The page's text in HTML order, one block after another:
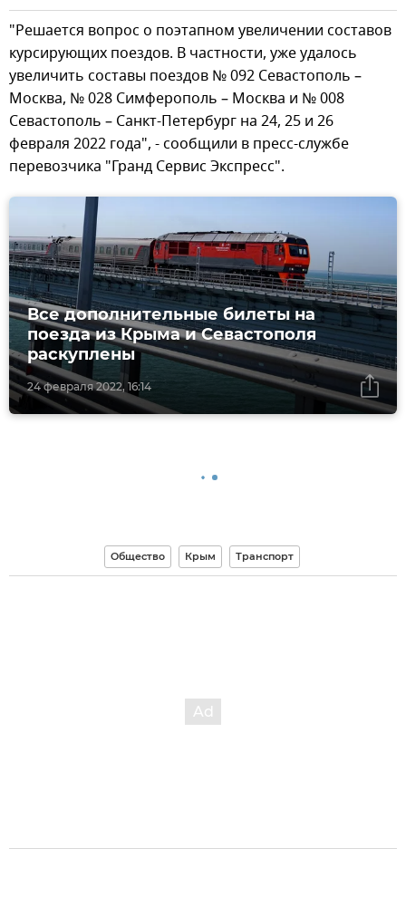
"Решается вопрос о поэтапном увеличении составов
курсирующих поездов. В частности, уже удалось
увеличить составы поездов № 092 Севастополь –
Москва, № 028 Симферополь – Москва и № 008
Севастополь – Санкт-Петербург на 24, 25 и 26
февраля 2022 года", - сообщили в пресс-службе
перевозчика "Гранд Сервис Экспресс".
24 февраля 2022, 16:14
Все дополнительные билеты на
поезда из Крыма и Севастополя
раскуплены
Общество Крым Транспорт